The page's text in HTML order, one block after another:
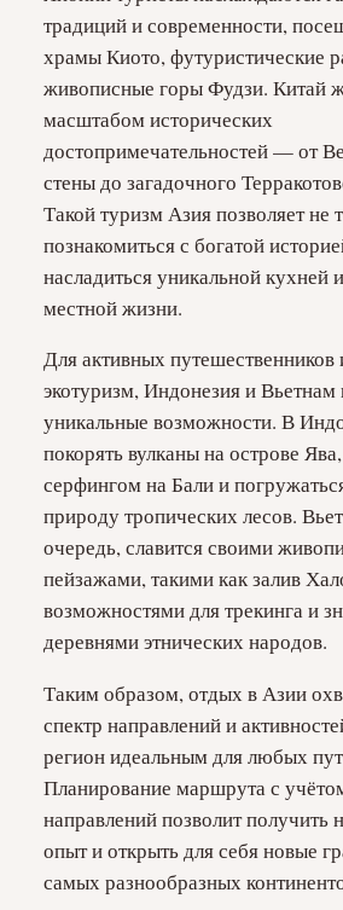
традиций и современности,
храмы Киото, футуристические
живописные горы Фудзи. Китай
масштабом исторических
достопримечательностей — от
стены до загадочного
Такой туризм Азия позволяет не
познакомиться с богатой
насладиться уникальной кухней
местной жизни.
Для активных путешественников
экотуризм, Индонезия и Вьетнам
уникальные возможности. В
покорять вулканы на острове
серфингом на Бали и
природу тропических лесов.
очередь, славится своими
пейзажами, такими как залив
возможностями для трекинга и
деревнями этнических народов.
Таким образом, отдых в Азии
спектр направлений и
регион идеальным для любых
Планирование маршрута с
направлений позволит получить
опыт и открыть для себя новые
самых разнообразных